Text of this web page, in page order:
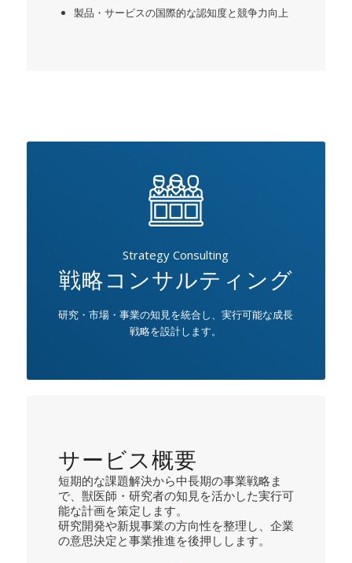
製品・サービスの国際的な認知度と競争力向上
Strategy Consulting
戦略コンサルティング
研究・市場・事業の知見を統合し、実行可能な成長
戦略を設計します。
サービス概要
短期的な課題解決から中長期の事業戦略ま
で、獣医師・研究者の知見を活かした実行可
能な計画を策定します。
研究開発や新規事業の方向性を整理し、企業
の意思決定と事業推進を後押しします。